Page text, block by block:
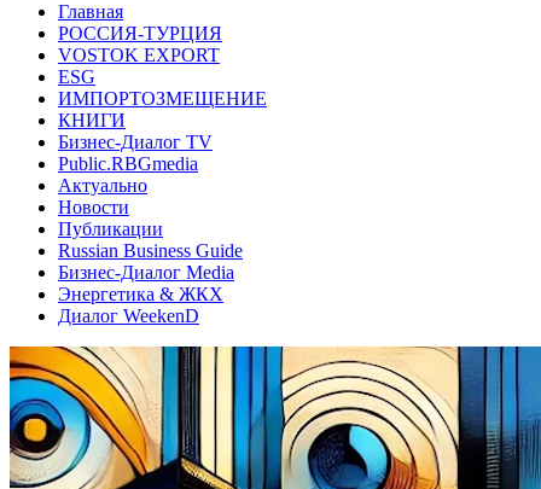
Главная
РОССИЯ-ТУРЦИЯ
VOSTOK EXPORT
ESG
ИМПОРТОЗМЕЩЕНИЕ
КНИГИ
Бизнес-Диалог TV
Public.RBGmedia
Актуально
Новости
Публикации
Russian Business Guide
Бизнес-Диалог Media
Энергетика & ЖКХ
Диалог WeekenD